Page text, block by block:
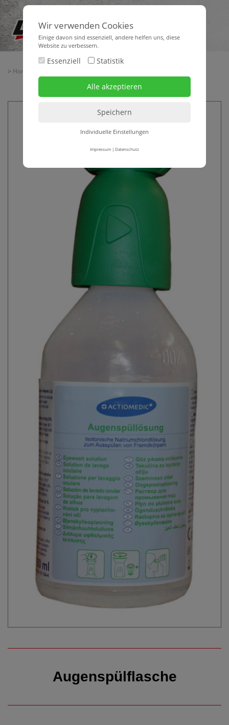
> Home
Augenspülflasche
Wir verwenden Cookies
Einige davon sind essenziell, andere helfen uns, diese
Website zu verbessern.
Essenziell Statistik
Individuelle Einstellungen
Impressum| Datenschutz